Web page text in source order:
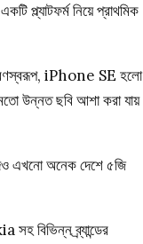
প্ল্যাটফর্ম নিয়ে প্রাথমিক
iPhone SE হলো
উন্নত ছবি আশা করা যায়
এখনো অনেক দেশে ৫জি
বিভিন্ন ব্র্যান্ডের